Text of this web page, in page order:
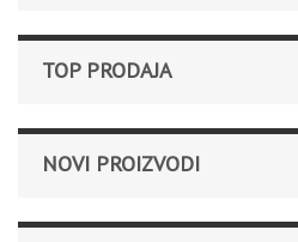
TOP PRODAJA
NOVI PROIZVODI